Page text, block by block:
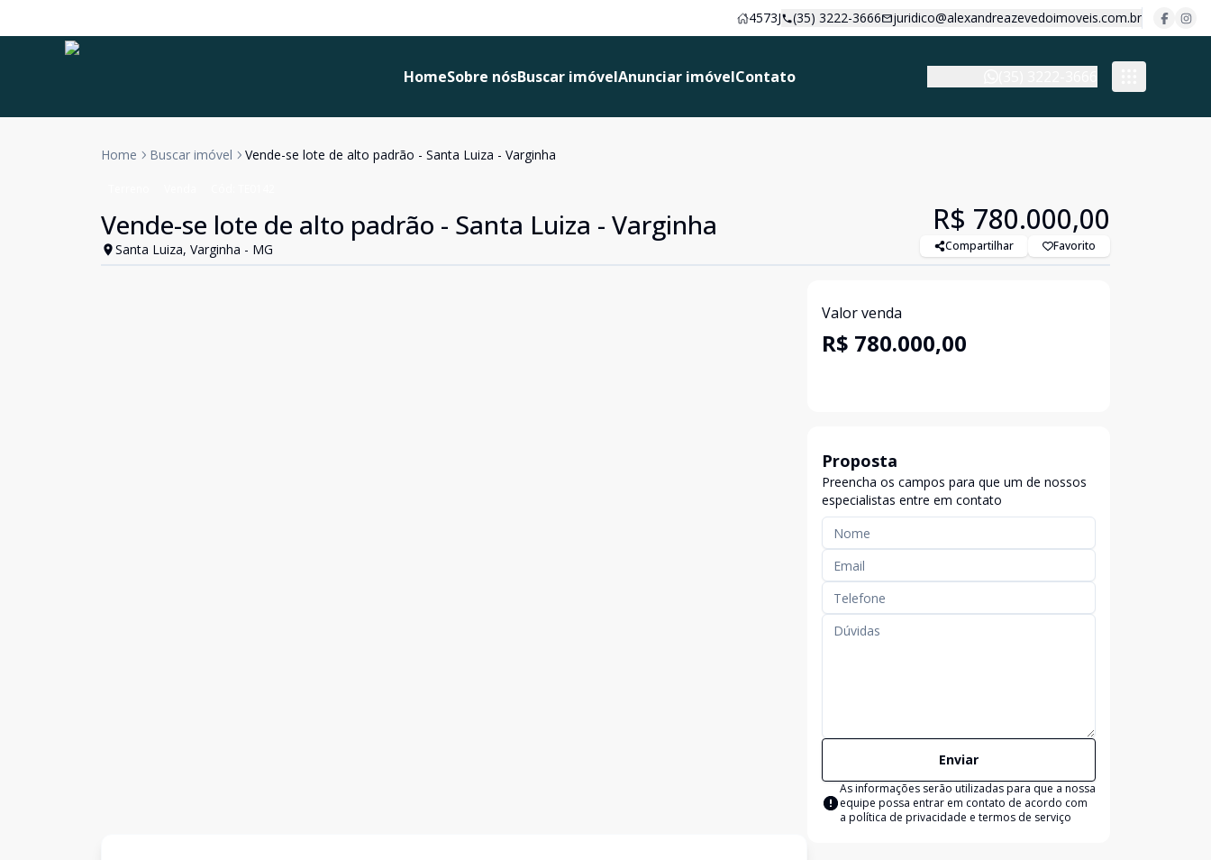
4573J (35) 3222-3666 juridico@alexandreazevedoimoveis.com.br
HomeSobre nósBuscar imóvelAnunciar imóvelContato
Home Buscar imóvel Vende-se lote de alto padrão - Santa Luiza - Varginha
Vende-se lote de alto padrão - Santa Luiza - Varginha
Santa Luiza, Varginha - MG
R$ 780.000,00
Compartilhar Favorito
Valor venda
R$ 780.000,00
Proposta
Preencha os campos para que um de nossos
especialistas entre em contato
Enviar
As informações serão utilizadas para que a nossa
equipe possa entrar em contato de acordo com
a política de privacidade e termos de serviço